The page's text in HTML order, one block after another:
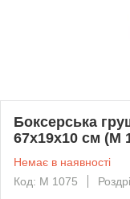
Боксерська
67х19х10 см (M
Немає в наявності
Код: M 1075